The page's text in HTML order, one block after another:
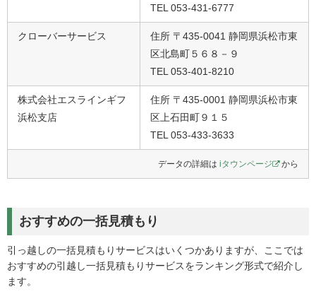
TEL 053-431-6777
クローバーサービス
住所 〒435-0041 静岡県浜松市東
区北島町５６８－９
TEL 053-401-8210
株式会社エスラインギフ
浜松支店
住所 〒435-0001 静岡県浜松市東
区上石田町９１５
TEL 053-433-3633
データの詳細は iタウンページ から
おすすめの一括見積もり
引っ越しの一括見積もりサービスはいくつかありますが、ここでは
おすすめの引越し一括見積もりサービスをランキング形式で紹介し
ます。